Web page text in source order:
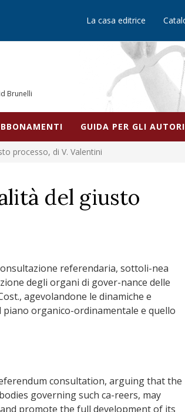
La casa editrice
Brunelli
GUIDA PER GLI AUTORI
processo, di V. Valentini
del giusto
referendaria, sottoli-nea
degli organi di gover-nance delle
agevolandone le dinamiche e
organico-ordinamentale e quello
consultation, arguing that the
governing such ca-reers, may
promote the full development of its